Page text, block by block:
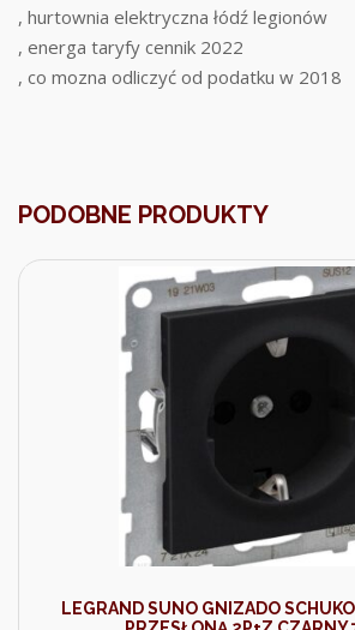
, hurtownia elektryczna łódź legionów
, energa taryfy cennik 2022
, co mozna odliczyć od podatku w 2018
PODOBNE PRODUKTY
LEGRAND SUNO GNIZADO